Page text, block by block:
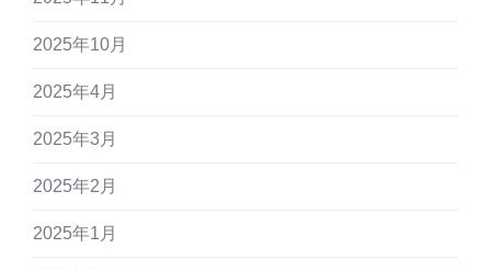
2025年10月
2025年4月
2025年3月
2025年2月
2025年1月